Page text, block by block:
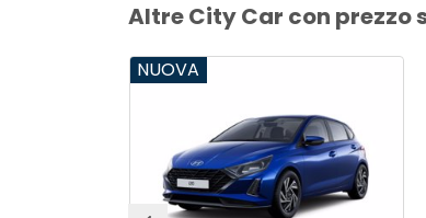
Altre City Car con
NUOVA